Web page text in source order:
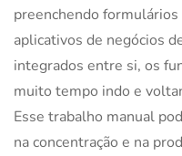
preenchendo
aplicativos de negócios
integrados entre si, os
muito tempo indo e
Esse trabalho manual
na concentração e na